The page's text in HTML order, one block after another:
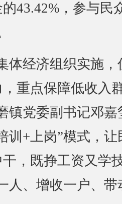
43.42%，参与民
经济组织实施，
重点保障低收入
镇党委副书记邓嘉
训+上岗”模式，让
，既挣工资又学
人、增收一户、带